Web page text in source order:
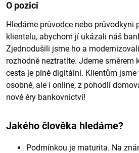
O pozici
Hledáme průvodce nebo průvodkyni
klientelu, abychom jí ukázali náš
Zjednodušili jsme ho a
rozhodně neztratíte. Jdeme směrem
cesta je plně digitální. Klientům
osobně, ale i online, z pohodlí
nové éry bankovnictví!
Jakého člověka hledáme?
Podmínkou je maturita. Na